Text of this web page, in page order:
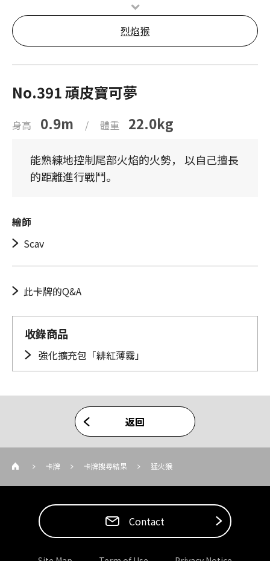
烈焰猴
No.391 頑皮寶可夢
身高 0.9m / 體重 22.0kg
能熟練地控制尾部火焰的火勢， 以自己擅長
的距離進行戰鬥。
繪師
Scav
此卡牌的Q&A
收錄商品
強化擴充包「緋紅薄霧」
返回
卡牌 卡牌搜尋結果 猛火猴
Contact